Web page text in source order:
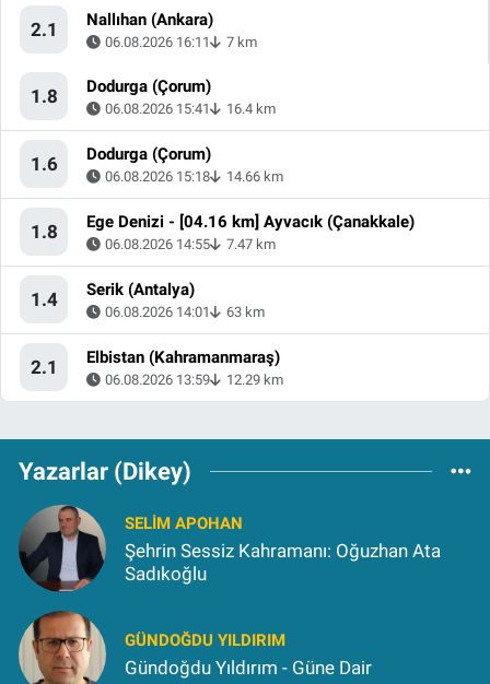
2.1 Nallıhan (Ankara)
06.08.2026 16:11 7 km
1.8 Dodurga (Çorum)
06.08.2026 15:41 16.4 km
1.6 Dodurga (Çorum)
06.08.2026 15:18 14.66 km
1.8 Ege Denizi - [04.16 km] Ayvacık (Çanakkale)
06.08.2026 14:55 7.47 km
1.4 Serik (Antalya)
06.08.2026 14:01 63 km
2.1 Elbistan (Kahramanmaraş)
06.08.2026 13:59 12.29 km
Yazarlar (Dikey)
SELIM APOHAN
Şehrin Sessiz Kahramanı: Oğuzhan Ata
Sadıkoğlu
GÜNDOĞDU YILDIRIM
Gündoğdu Yıldırım - Güne Dair